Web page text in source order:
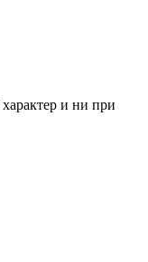
и ни при